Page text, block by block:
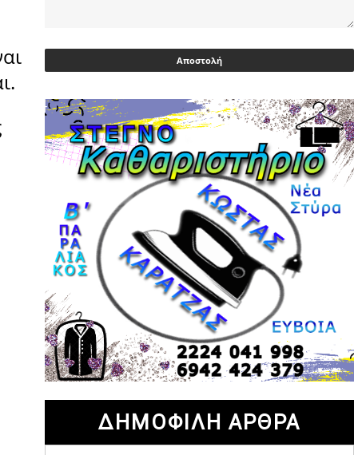
ΠΑΣΟΚ διεκδικεί ρόλο εναλλακτικής
πρότασης εξουσίας
Ακρίβεια: Με λίστα και περιορισμένες
επιλογές οι αγορές των νοικοκυριών
03/05/2026 | 07:59
Υεμένη: Σομαλοί πειρατές στο
πετρελαιοφόρο Eureka
03/05/2026 | 06:40
Αντιδρά μετά από 17 ημέρες νοσηλείας
ο Γιώργος Μυλωνάκης, τον
επισκέφτηκε ο πρωθυπουργός
02/05/2026 | 20:54
Μεντιλίμπαρ: Ξεχωριστό το κλίμα σε
κάθε παιχνίδι ΠΑΟΚ και Ολυμπιακού
02/05/2026 | 20:28
Περιστέρι: Ένταση μεταξύ ανηλίκων
άφησε δύο 15χρονους τραυματίες
ΔΗΜΟΦΙΛΗ ΑΡΘΡΑ